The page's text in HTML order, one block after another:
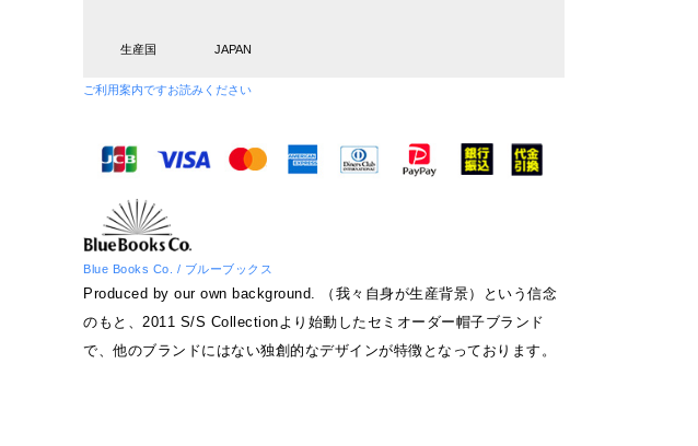
生産国 JAPAN
ご利用案内ですお読みください
Blue Books Co. / ブルーブックス
Produced by our own background. （我々自身が生産背景）という信念
のもと、2011 S/S Collectionより始動したセミオーダー帽子ブランド
で、他のブランドにはない独創的なデザインが特徴となっております。